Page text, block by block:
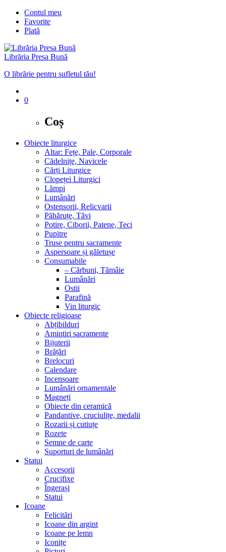
Contul meu
Favorite
Plată
Librăria Presa Bună
O librărie pentru sufletul tău!
0
Coș
Obiecte liturgice
Altar: Fețe, Pale, Corporale
Cădelnițe, Navicele
Cărți Liturgice
Clopeței Liturgici
Lămpi
Lumânări
Ostensorii, Relicvarii
Păhăruțe, Tăvi
Potire, Ciborii, Patene, Teci
Pupitre
Truse pentru sacramente
Aspersoare și găletușe
Consumabile
– Cărbuni, Tămâie
Lumânări
Ostii
Parafină
Vin liturgic
Obiecte religioase
Abțibilduri
Amintiri sacramente
Bijuterii
Brățări
Brelocuri
Calendare
Incensoare
Lumânări ornamentale
Magneți
Obiecte din ceramică
Pandantive, cruciulițe, medalii
Rozarii și cutiuțe
Rozete
Semne de carte
Suporturi de lumânări
Statui
Accesorii
Crucifixe
Îngerași
Statui
Icoane
Felicitări
Icoane din argint
Icoane pe lemn
Iconițe